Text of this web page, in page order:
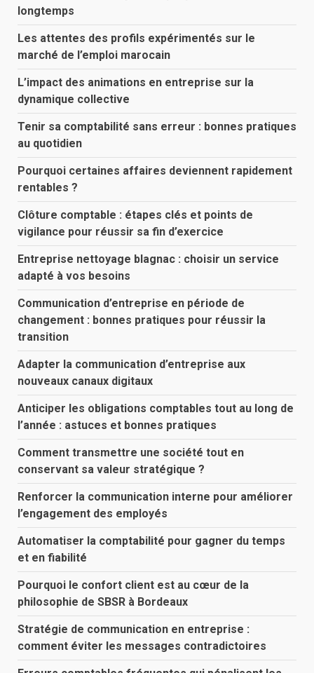
longtemps
Les attentes des profils expérimentés sur le
marché de l’emploi marocain
L’impact des animations en entreprise sur la
dynamique collective
Tenir sa comptabilité sans erreur : bonnes pratiques
au quotidien
Pourquoi certaines affaires deviennent rapidement
rentables ?
Clôture comptable : étapes clés et points de
vigilance pour réussir sa fin d’exercice
Entreprise nettoyage blagnac : choisir un service
adapté à vos besoins
Communication d’entreprise en période de
changement : bonnes pratiques pour réussir la
transition
Adapter la communication d’entreprise aux
nouveaux canaux digitaux
Anticiper les obligations comptables tout au long de
l’année : astuces et bonnes pratiques
Comment transmettre une société tout en
conservant sa valeur stratégique ?
Renforcer la communication interne pour améliorer
l’engagement des employés
Automatiser la comptabilité pour gagner du temps
et en fiabilité
Pourquoi le confort client est au cœur de la
philosophie de SBSR à Bordeaux
Stratégie de communication en entreprise :
comment éviter les messages contradictoires